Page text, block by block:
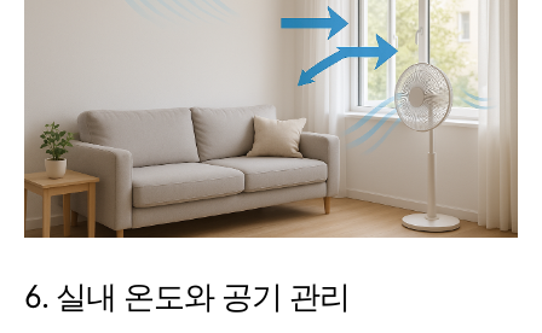
6. 실내 온도와 공기 관리